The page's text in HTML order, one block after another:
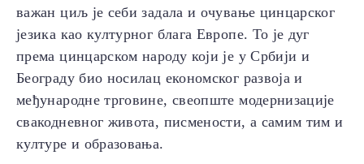
важан циљ је себи задала и очување цинцарског
језика као културног блага Европе. То је дуг
према цинцарском народу који је у Србији и
Београду био носилац економског развоја и
међународне трговине, свеопште модернизације
свaкодневног живота, писмености, а самим тим и
културе и образовања.